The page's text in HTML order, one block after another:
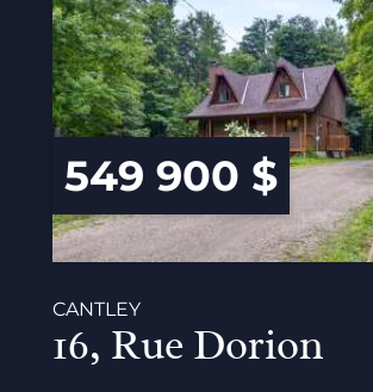
549 900 $
CANTLEY
16, Rue Dorion